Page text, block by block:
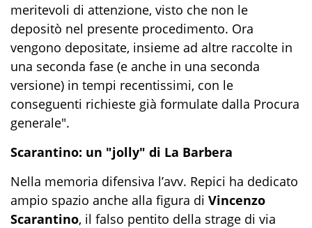
meritevoli di attenzione, visto che non le
depositò nel presente procedimento. Ora
vengono depositate, insieme ad altre raccolte in
una seconda fase (e anche in una seconda
versione) in tempi recentissimi, con le
conseguenti richieste già formulate dalla Procura
generale".
Scarantino: un "jolly" di La Barbera
Nella memoria difensiva l’avv. Repici ha dedicato
ampio spazio anche alla figura di Vincenzo
Scarantino, il falso pentito della strage di via